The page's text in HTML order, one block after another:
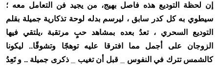
إن لحظة التوديع هذه فاصل بهيج، من يجيد فن التعامل معه ؛
سيطوي به كل كدر سابق ، ليرسم بدله لوحة تذكارية جميلة بقلم
التوديع السحري ، تعدُ بعده بمشاهد حبٍ مرتقبة ،يلتقي فيها
الزوجان على أجمل مما افترقا عليه توهجًا وتشوقًا.. ليكونا
كالشمس تترك في النفوس _ قبل أن تغيب _ ذكرى جميلة .. و تَعِدُ